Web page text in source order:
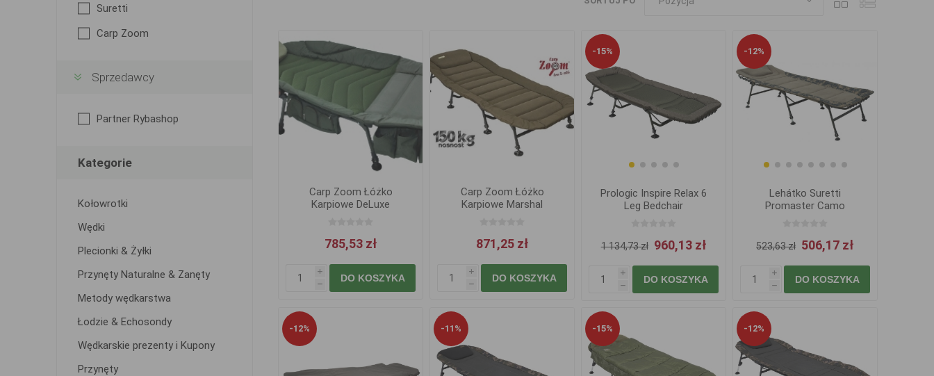
Carp Zoom Łóżko
Karpiowe DeLuxe
785,53 zł
i
h
DO KOSZYKA
Carp Zoom Łóżko
Karpiowe Marshal
871,25 zł
i
h
DO KOSZYKA
-15%
Prologic Inspire Relax 6
Leg Bedchair
1 134,73 zł 960,13 zł
i
h
DO KOSZYKA
-12%
Lehátko Suretti
Promaster Camo
523,63 zł 506,17 zł
i
h
DO KOSZYKA
-12% -11% -15% -12%
Suretti
Carp Zoom
Sprzedawcy
Partner Rybashop
Kategorie
Kołowrotki
Wędki
Plecionki & Żyłki
Przynęty Naturalne & Zanęty
Metody wędkarstwa
Łodzie & Echosondy
Wędkarskie prezenty i Kupony
Przynęty